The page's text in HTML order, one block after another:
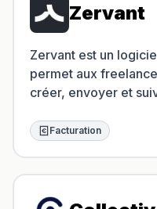
Zervant
Zervant est un
permet aux
créer, envoyer et
Facturation